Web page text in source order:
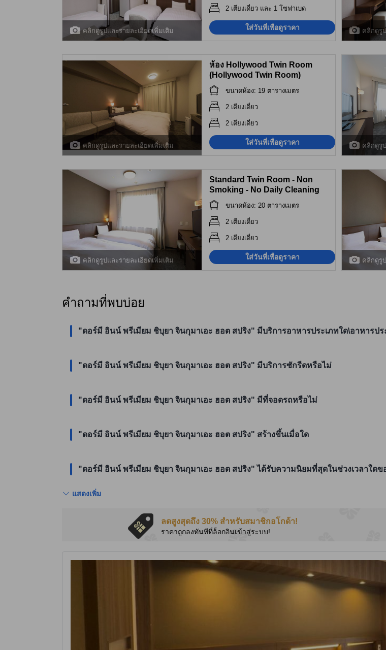
คลิกดูรูปและรายละเอียดเพิ่มเติม
2 เตียงเดี่ยว และ 1 โซฟาเบด
ใส่วันที่เพื่อดูราคา คลิกดูรู
คลิกดูรูปและรายละเอียดเพิ่มเติม
ห้อง Hollywood Twin Room
(Hollywood Twin Room)
ขนาดห้อง: 19 ตารางเมตร
2 เตียงเดี่ยว
2 เตียงเดี่ยว
ใส่วันที่เพื่อดูราคา คลิกดูรู
คลิกดูรูปและรายละเอียดเพิ่มเติม
Standard Twin Room - Non
Smoking - No Daily Cleaning
ขนาดห้อง: 20 ตารางเมตร
2 เตียงเดี่ยว
2 เตียงเดี่ยว
ใส่วันที่เพื่อดูราคา คลิกดูรู
คำถามที่พบบ่อย
"ดอร์มี อินน์ พรีเมียม ชิบุยา จินกุมาเอะ ฮอต สปริง" มีบริการอาหารประเภทใด\อาหารปร
"ดอร์มี อินน์ พรีเมียม ชิบุยา จินกุมาเอะ ฮอต สปริง" มีบริการซักรีดหรือไม่
"ดอร์มี อินน์ พรีเมียม ชิบุยา จินกุมาเอะ ฮอต สปริง" มีที่จอดรถหรือไม่
"ดอร์มี อินน์ พรีเมียม ชิบุยา จินกุมาเอะ ฮอต สปริง" สร้างขึ้นเมื่อใด
"ดอร์มี อินน์ พรีเมียม ชิบุยา จินกุมาเอะ ฮอต สปริง" ได้รับความนิยมที่สุดในช่วงเวลาใดข
แสดงเพิ่ม
ลดสูงสุดถึง 30% สำหรับสมาชิกอโกด้า!
ราคาถูกลงทันทีที่ล็อกอินเข้าสู่ระบบ!